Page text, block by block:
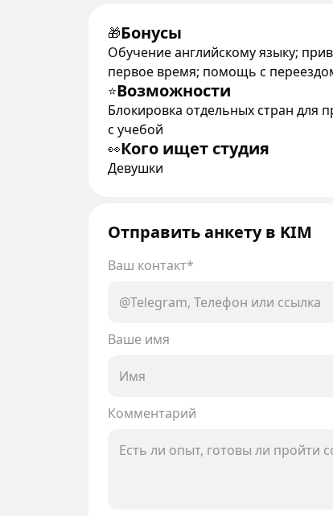
🎁Бонусы
Обучение английскому языку;
первое время; помощь с
⭐Возможности
Блокировка отдельных стран для
с учебой
👀Кого ищет студия
Девушки
Отправить анкету в KIM
Ваш контакт*
Ваше имя
Комментарий